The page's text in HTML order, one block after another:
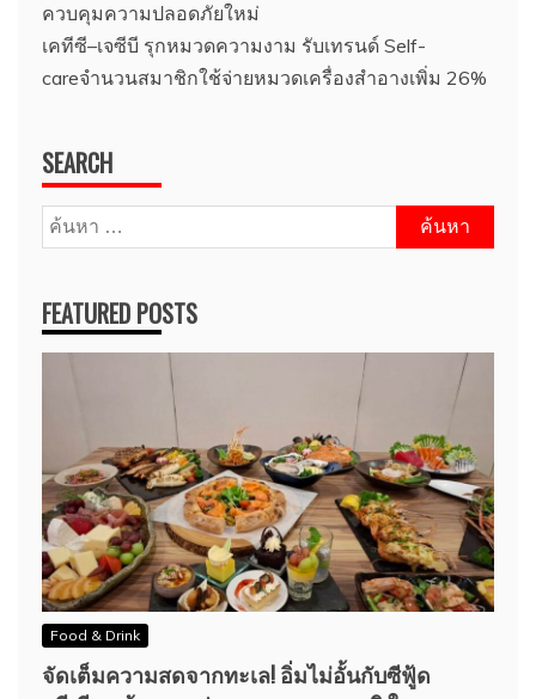
ควบคุมความปลอดภัยใหม่
เคทีซี–เจซีบี รุกหมวดความงาม รับเทรนด์ Self-
careจำนวนสมาชิกใช้จ่ายหมวดเครื่องสำอางเพิ่ม 26%
SEARCH
ค้นหา
สำหรับ:
FEATURED POSTS
Food & Drink
จัดเต็มความสดจากทะเล! อิ่มไม่อั้นกับซีฟู้ด